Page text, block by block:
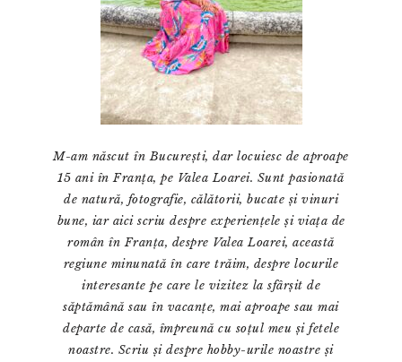
M-am născut în București, dar locuiesc de aproape
15 ani în Franța, pe Valea Loarei. Sunt pasionată
de natură, fotografie, călătorii, bucate și vinuri
bune, iar aici scriu despre experiențele și viața de
român în Franța, despre Valea Loarei, această
regiune minunată în care trăim, despre locurile
interesante pe care le vizitez la sfârșit de
săptămână sau în vacanțe, mai aproape sau mai
departe de casă, împreună cu soțul meu și fetele
noastre. Scriu și despre hobby-urile noastre și